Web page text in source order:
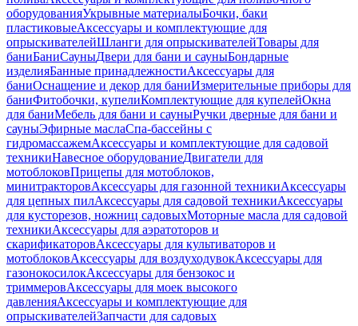
оборудованияУкрывные материалыБочки, баки
пластиковыеАксессуары и комплектующие для
опрыскивателейШланги для опрыскивателейТовары для
баниБаниСауныДвери для бани и сауныБондарные
изделияБанные принадлежностиАксессуары для
баниОснащение и декор для баниИзмерительные приборы для
баниФитобочки, купелиКомплектующие для купелейОкна
для баниМебель для бани и сауныРучки дверные для бани и
сауныЭфирные маслаСпа-бассейны с
гидромассажемАксессуары и комплектующие для садовой
техникиНавесное оборудованиеДвигатели для
мотоблоковПрицепы для мотоблоков,
минитракторовАксессуары для газонной техникиАксессуары
для цепных пилАксессуары для садовой техникиАксессуары
для кусторезов, ножниц садовыхМоторные масла для садовой
техникиАксессуары для аэратоторов и
скарификаторовАксессуары для культиваторов и
мотоблоковАксессуары для воздуходувокАксессуары для
газонокосилокАксессуары для бензокос и
триммеровАксессуары для моек высокого
давленияАксессуары и комплектующие для
опрыскивателейЗапчасти для садовых